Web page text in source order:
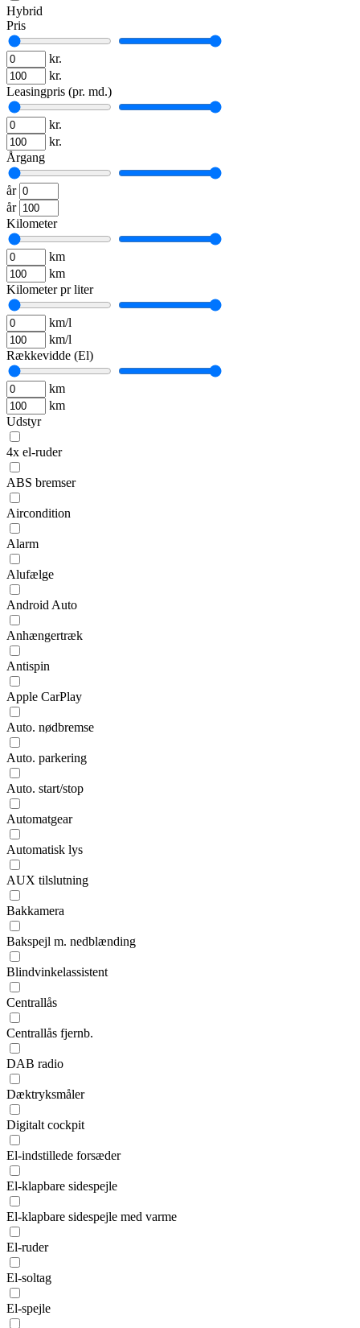
Hybrid
Pris
kr.
kr.
Leasingpris (pr. md.)
kr.
kr.
Årgang
år
år
Kilometer
km
km
Kilometer pr liter
km/l
km/l
Rækkevidde (El)
km
km
Udstyr
4x el-ruder
ABS bremser
Aircondition
Alarm
Alufælge
Android Auto
Anhængertræk
Antispin
Apple CarPlay
Auto. nødbremse
Auto. parkering
Auto. start/stop
Automatgear
Automatisk lys
AUX tilslutning
Bakkamera
Bakspejl m. nedblænding
Blindvinkelassistent
Centrallås
Centrallås fjernb.
DAB radio
Dæktryksmåler
Digitalt cockpit
El-indstillede forsæder
El-klapbare sidespejle
El-klapbare sidespejle med varme
El-ruder
El-soltag
El-spejle